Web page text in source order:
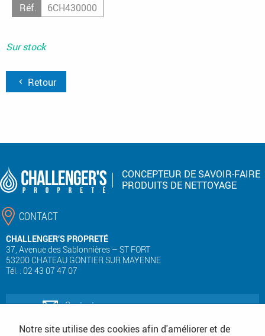
Réf. 6CH430000
Sur stock
Retour
CONCEPTEUR DE SAVOIR-FAIRE
PRODUITS DE NETTOYAGE
CONTACT
CHALLENGER’S PROPRETÉ
37, Avenue des Sablonnières – ST FORT
53200 CHATEAU GONTIER SUR MAYENNE
Tél. : 02 43 07 47 07
Contactez-nous
Notre site utilise des cookies afin d'améliorer et de